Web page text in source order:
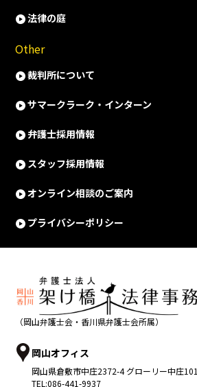
法律の庭
Other
裁判所について
サマークラーク・インターン
弁護士採用情報
スタッフ採用情報
オンライン相談のご案内
プライバシーポリシー
（岡山弁護士会・香川県弁護士会所属）
岡山オフィス
岡山県倉敷市中庄2372-4 グローリー中庄101
TEL:086-441-9937